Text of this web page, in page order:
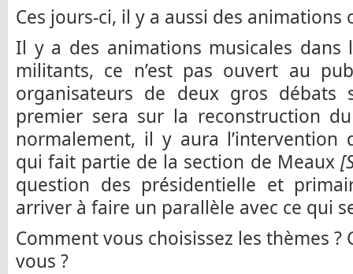
Ces jours-ci, il y a aussi des animations
Il y a des animations musicales dans
militants, ce n’est pas ouvert au
organisateurs de deux gros débats
premier sera sur la reconstruction
normalement, il y aura l’intervention
qui fait partie de la section de Meaux
question des présidentielle et
arriver à faire un parallèle avec ce qui
Comment vous choisissez les thèmes
vous ?